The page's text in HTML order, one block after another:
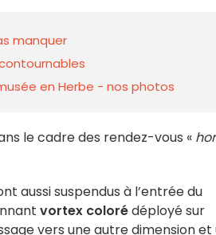
manquer
en Herbe - nos photos
le cadre des rendez-vous «
aussi suspendus à l’entrée du
vortex colorédéployé sur
vers une autre dimension et